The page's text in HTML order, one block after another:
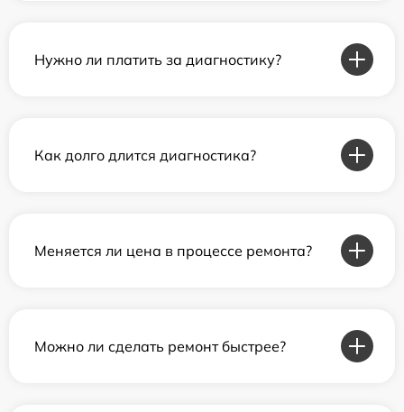
Нужно ли платить за диагностику?
Как долго длится диагностика?
Меняется ли цена в процессе ремонта?
Можно ли сделать ремонт быстрее?